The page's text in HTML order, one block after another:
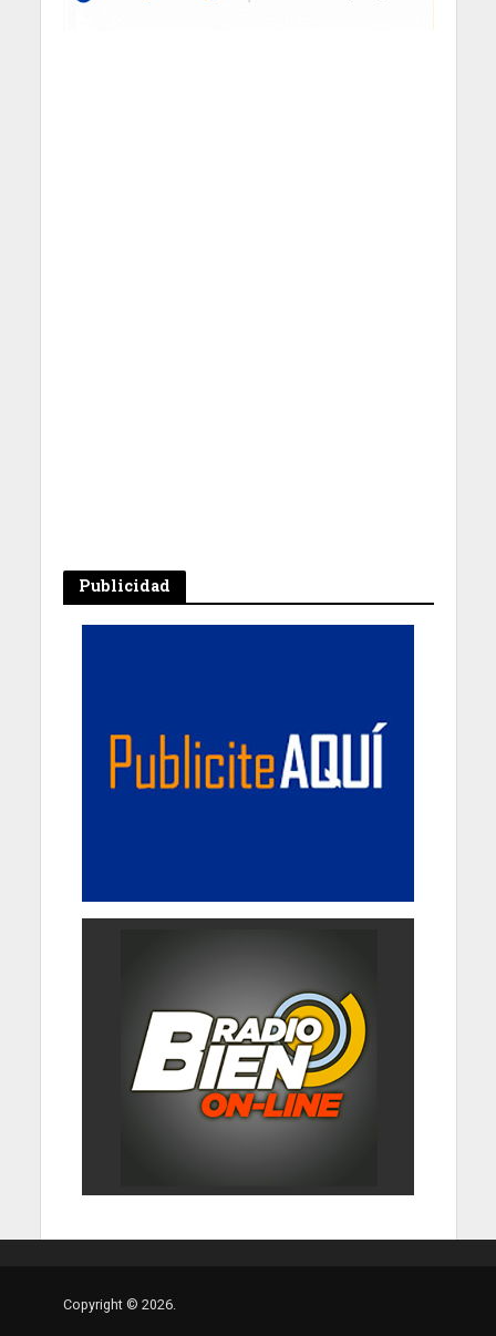
Publicidad
Copyright © 2026.